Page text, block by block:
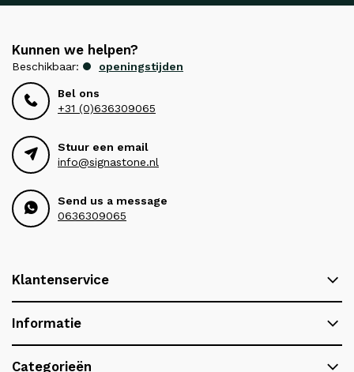
Kunnen we helpen?
Beschikbaar: openingstijden
Bel ons
+31 (0)636309065
Stuur een email
info@signastone.nl
Send us a message
0636309065
Klantenservice
Informatie
Categorieën